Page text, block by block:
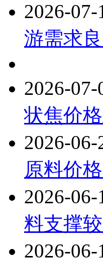
2026-07-
游需求
2026-07-
状焦价
2026-06-
原料价
2026-06-
料支撑
2026-06-